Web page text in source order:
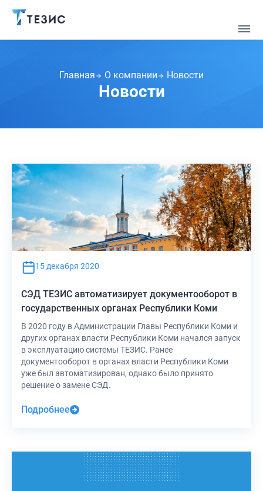
Главная О компании Новости
Новости
15 декабря 2020
СЭД ТЕЗИС автоматизирует документооборот в
государственных органах Республики Коми
В 2020 году в Администрации Главы Республики Коми и
других органах власти Республики Коми начался запуск
в эксплуатацию системы ТЕЗИС. Ранее
документооборот в органах власти Республики Коми
уже был автоматизирован, однако было принято
решение о замене СЭД.
Подробнее